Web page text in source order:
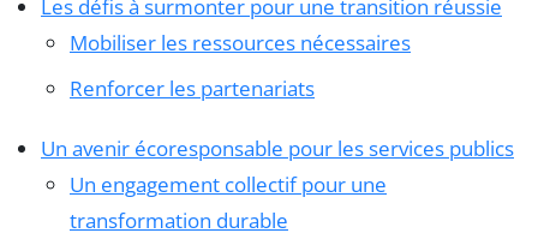
Les défis à surmonter pour une transition réussie
Mobiliser les ressources nécessaires
Renforcer les partenariats
Un avenir écoresponsable pour les services publics
Un engagement collectif pour une
transformation durable